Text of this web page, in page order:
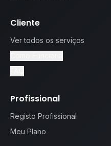
Cliente
Ver todos os serviços
Profissional
Registo Profissional
Meu Plano